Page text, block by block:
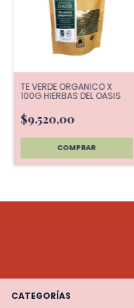
TE VERDE ORGANICO X
100G HIERBAS DEL OASIS
$9.520,00
CATEGORÍAS